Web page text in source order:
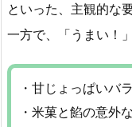
といった、主観的な
一方で、「うまい！
・甘じょっぱいバ
・米菓と餡の意外